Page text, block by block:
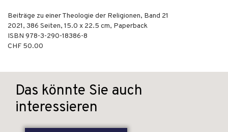
Beiträge zu einer Theologie der Religionen, Band 21
2021, 386 Seiten, 15.0 x 22.5 cm, Paperback
ISBN 978-3-290-18386-8
CHF 50.00
Das könnte Sie auch
interessieren